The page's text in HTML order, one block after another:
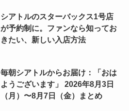
シアトルのスターバックス1号店
が予約制に。ファンなら知ってお
きたい、新しい入店方法
毎朝シアトルからお届け：「おは
ようございます」 2026年8月3日
（月）〜8月7日（金）まとめ